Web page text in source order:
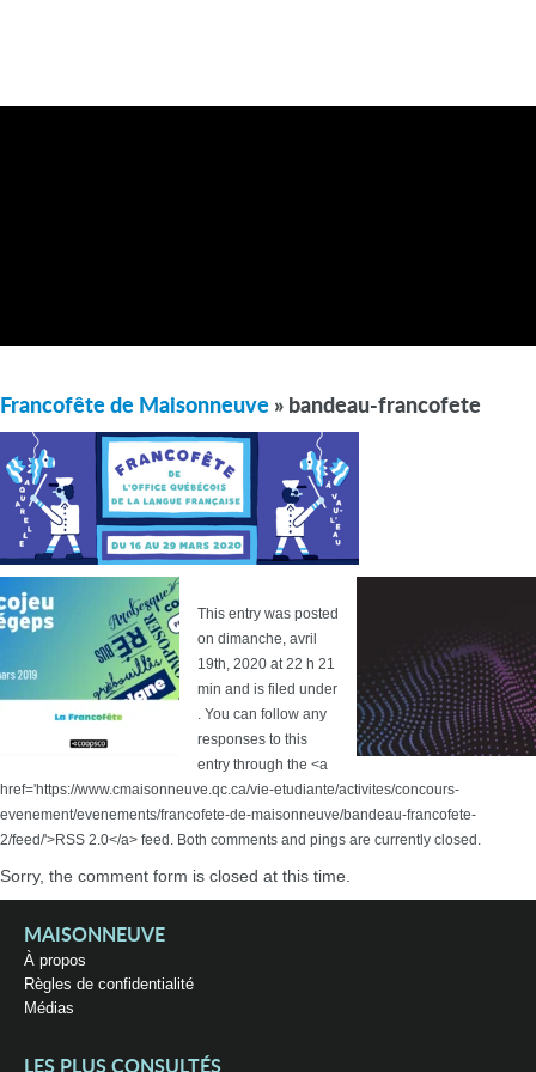
Francofête de Maisonneuve » bandeau-francofete
This entry was posted
on dimanche, avril
19th, 2020 at 22 h 21
min and is filed under
. You can follow any
responses to this
entry through the <a
href='https://www.cmaisonneuve.qc.ca/vie-etudiante/activites/concours-
evenement/evenements/francofete-de-maisonneuve/bandeau-francofete-
2/feed/'>RSS 2.0</a> feed. Both comments and pings are currently closed.
Sorry, the comment form is closed at this time.
MAISONNEUVE
À propos
Règles de confidentialité
Médias
LES PLUS CONSULTÉS